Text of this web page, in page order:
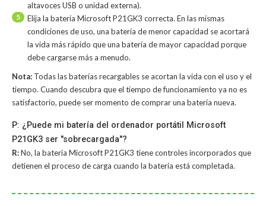
altavoces USB o unidad externa).
5
Elija la batería Microsoft P21GK3 correcta. En las mismas
condiciones de uso, una batería de menor capacidad se acortará
la vida más rápido que una batería de mayor capacidad porque
debe cargarse más a menudo.
Nota: Todas las baterías recargables se acortan la vida con el uso y el
tiempo. Cuando descubra que el tiempo de funcionamiento ya no es
satisfactorio, puede ser momento de comprar una batería nueva.
P: ¿Puede mi batería del ordenador portátil Microsoft
P21GK3 ser "sobrecargada"?
R:No, la batería Microsoft P21GK3 tiene controles incorporados que
detienen el proceso de carga cuando la batería está completada.